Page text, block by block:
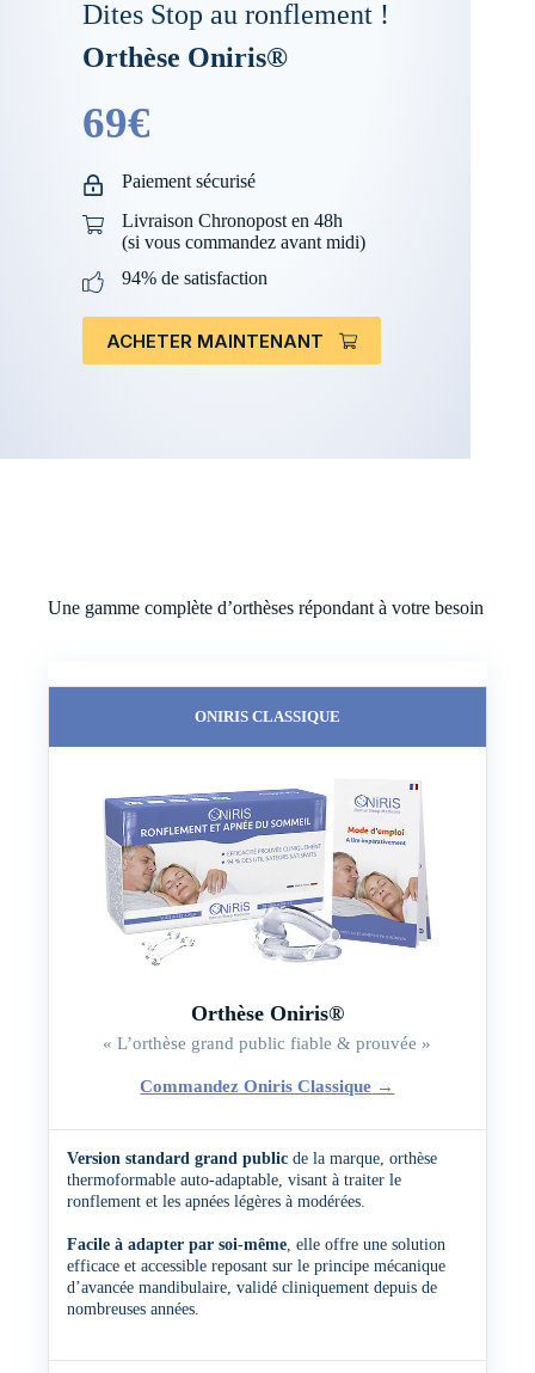
Dites Stop au ronflement !
Orthèse Oniris®
69€
Paiement sécurisé
Livraison Chronopost en 48h
(si vous commandez avant midi)
94% de satisfaction
ACHETER MAINTENANT
Une gamme complète d’orthèses répondant à votre besoin
ONIRIS CLASSIQUE
Orthèse Oniris®
« L’orthèse grand public fiable & prouvée »
Commandez Oniris Classique →
Version standard grand public de la marque, orthèse
thermoformable auto-adaptable, visant à traiter le
ronflement et les apnées légères à modérées.
Facile à adapter par soi-même , elle offre une solution
efficace et accessible reposant sur le principe mécanique
d’avancée mandibulaire, validé cliniquement depuis de
nombreuses années.